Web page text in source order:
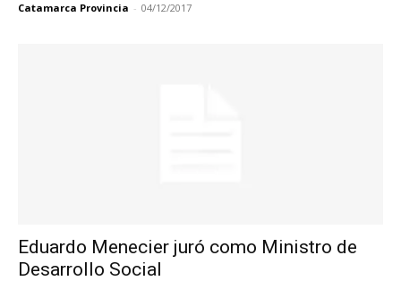
Catamarca Provincia - 04/12/2017
Eduardo Menecier juró como Ministro de
Desarrollo Social